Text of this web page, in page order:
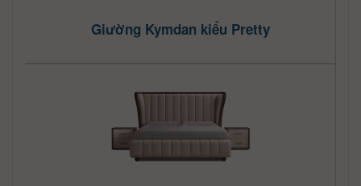
Giường Kymdan kiểu Pretty